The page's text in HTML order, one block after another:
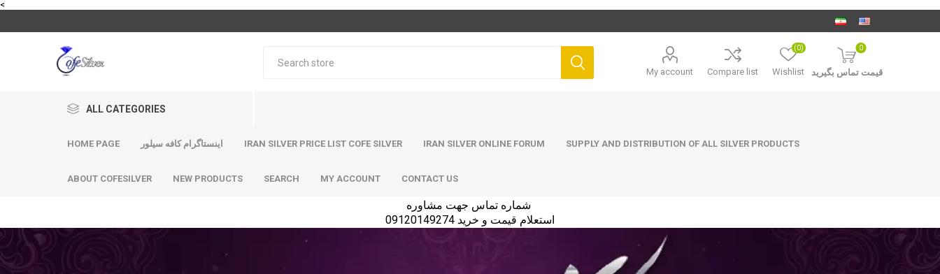
<
My account Compare list Wishlist
(0) 0
قیمت تماس بگیرید
ALL CATEGORIES
HOME PAGE اینستاگرام کافه سیلور IRAN SILVER PRICE LIST COFE SILVER IRAN SILVER ONLINE FORUM SUPPLY AND DISTRIBUTION OF ALL SILVER PRODUCTS
ABOUT COFESILVER NEW PRODUCTS SEARCH MY ACCOUNT CONTACT US
استعلام قیمت و خرید 09120149274